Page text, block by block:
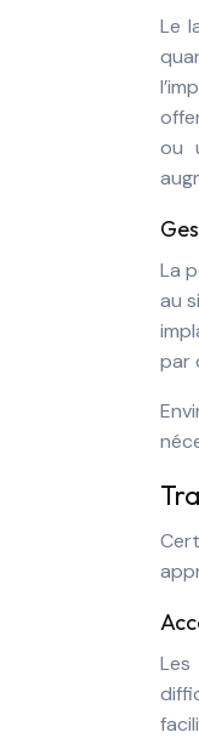
Le
ou
La
au
par